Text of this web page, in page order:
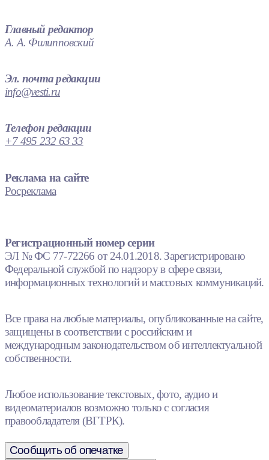
Главный редактор
А. А. Филипповский
Эл. почта редакции
info@vesti.ru
Телефон редакции
+7 495 232 63 33
Реклама на сайте
Росреклама
Регистрационный номер серии
ЭЛ № ФС 77-72266 от 24.01.2018. Зарегистрировано
Федеральной службой по надзору в сфере связи,
информационных технологий и массовых коммуникаций.
Все права на любые материалы, опубликованные на сайте,
защищены в соответствии с российским и
международным законодательством об интеллектуальной
собственности.
Любое использование текстовых, фото, аудио и
видеоматериалов возможно только с согласия
правообладателя (ВГТРК).
Сообщить об опечатке